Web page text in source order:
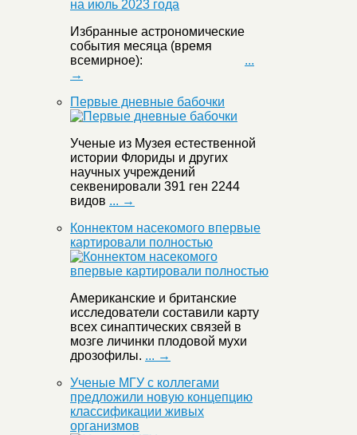
Избранные астрономические
события месяца (время
всемирное): ...
→
Первые дневные бабочки
Ученые из Музея естественной
истории Флориды и других
научных учреждений
секвенировали 391 ген 2244
видов ... →
Коннектом насекомого впервые
картировали полностью
Американские и британские
исследователи составили карту
всех синаптических связей в
мозге личинки плодовой мухи
дрозофилы. ... →
Ученые МГУ с коллегами
предложили новую концепцию
классификации живых
организмов